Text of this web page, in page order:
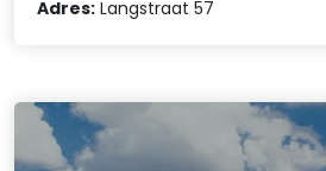
Adres: Langstraat 57